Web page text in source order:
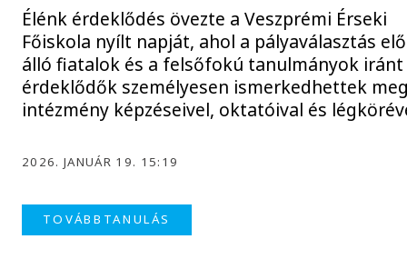
Élénk érdeklődés övezte a Veszprémi Érseki
Főiskola nyílt napját, ahol a pályaválasztás
álló fiatalok és a felsőfokú tanulmányok iránt
érdeklődők személyesen ismerkedhettek
intézmény képzéseivel, oktatóival és
2026. JANUÁR 19. 15:19
TOVÁBBTANULÁS